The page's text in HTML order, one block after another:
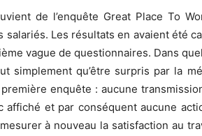
de l’enquête Great Place To
salariés. Les résultats en avaient été
vague de questionnaires. Dans
simplement qu’être surpris par la
enquête : aucune
affiché et par conséquent aucune
à nouveau la satisfaction au